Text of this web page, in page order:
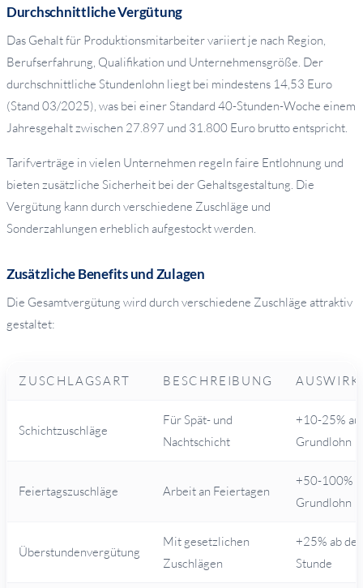
Durchschnittliche Vergütung
Das Gehalt für Produktionsmitarbeiter variiert je nach Region,
Berufserfahrung, Qualifikation und Unternehmensgröße. Der
durchschnittliche Stundenlohn liegt bei mindestens 14,53 Euro
(Stand 03/2025), was bei einer Standard 40-Stunden-Woche einem
Jahresgehalt zwischen 27.897 und 31.800 Euro brutto entspricht.
Tarifverträge in vielen Unternehmen regeln faire Entlohnung und
bieten zusätzliche Sicherheit bei der Gehaltsgestaltung. Die
Vergütung kann durch verschiedene Zuschläge und
Sonderzahlungen erheblich aufgestockt werden.
Zusätzliche Benefits und Zulagen
Die Gesamtvergütung wird durch verschiedene Zuschläge attraktiv
gestaltet:
ZUSCHLAGSART BESCHREIBUNG
Schichtzuschläge
Für Spät- und
Nachtschicht
+10-25%
Grundlohn
Feiertagszuschläge Arbeit an Feiertagen
+50-100%
Grundlohn
Überstundenvergütung
Mit gesetzlichen
Zuschlägen
+25% ab
Stunde